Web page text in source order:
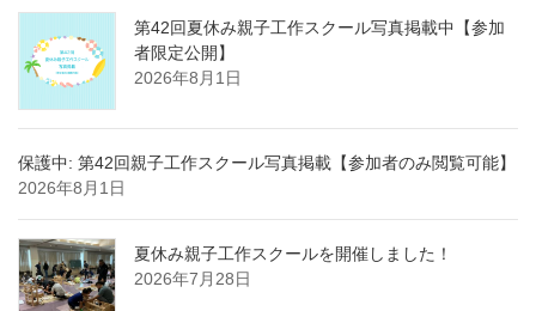
第42回夏休み親子工作スクール写真掲載中【参加
者限定公開】
2026年8月1日
保護中: 第42回親子工作スクール写真掲載【参加者のみ閲覧可能】
2026年8月1日
夏休み親子工作スクールを開催しました！
2026年7月28日